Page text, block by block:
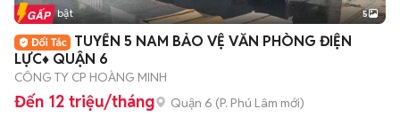
Tin nổi bật 5
TUYỂN 5 NAM BẢO VỆ VĂN PHÒNG ĐIỆN
LỰC♦️ QUẬN 6
CÔNG TY CP HOÀNG MINH
Đến 12 triệu/tháng Quận 6 (P. Phú Lâm mới)